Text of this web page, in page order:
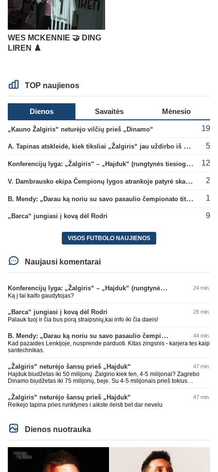
WES MCKENNIE 🤝 DING
LIREN ♟️
TOP naujienos
Dienos Savaitės Mėnesio
„Kauno Žalgiris“ neturėjo vilčių prieš „Dinamo“ 19
A. Tapinas atskleidė, kiek tiksliai „Žalgiris“ jau uždirbo iš UEFA premijų 5
Konferencijų lyga: „Žalgiris“ – „Hajduk“ (rungtynės tiesiogiai) 12
V. Dambrausko ekipa Čempionų lygos atrankoje patyrė skaudžią nesėkmę 2
B. Mendy: „Darau ką noriu su savo pasaulio čempionato titulu“ 1
„Barca“ jungiasi į kovą dėl Rodri 9
VISOS FUTBOLO NAUJIENOS
Naujausi komentarai
Konferencijų lyga: „Žalgiris“ – „Hajduk“ (rungtynės tiesiogiai) 24 min.
Ką į tai kaifo gaudytojas?
„Barca“ jungiasi į kovą dėl Rodri 28 min.
Palauk tuoj ir čia bus porą straipsnių,kai info iki čia daeis!
B. Mendy: „Darau ką noriu su savo pasaulio čempionato titulu“ 44 min.
Kad pazaides Lenkijoje, nusprende parduoti. Kitas zingsnis - karjera tes kaip
santechnikas.
„Žalgiris“ neturėjo šansų prieš „Hajduk“ 47 min.
Hajduk biudžetas iki 50 milijonų. Žalgirio kiek ten, 4-5 milijonai? Zagrebo
Dinamo biudžetas iki 75 milijonų, beje. Su 4-5 milijonais prieš tokius
suorganizuotų bent 15-20 milijonų biudžetus, prieš tokius klubus šansų
nebuvo ir nebus. Realu tik su Sakartvelais ir islandais ir pan. tikėtis teigiamo
rezultato.
„Žalgiris“ neturėjo šansų prieš „Hajduk“ 47 min.
Reikejo tapina pries runktynes i aikste ileisti bet dar nevelu
Dienos nuotrauka